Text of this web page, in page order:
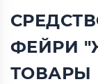
ФЕЙРИ
ТОВАРЫ